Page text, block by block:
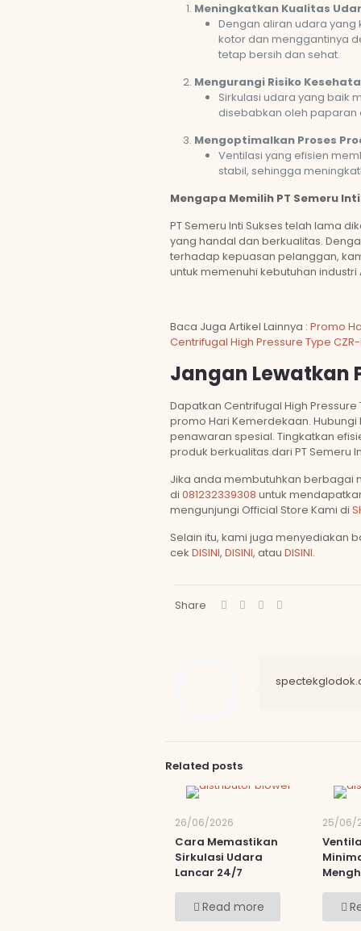
Meningkatkan Kualitas
Dengan aliran udara
kotor dan menggantinya
tetap bersih dan sehat.
Mengurangi Risiko
Sirkulasi udara yang baik
disebabkan oleh paparan
Mengoptimalkan Proses
Ventilasi yang efisien
stabil, sehingga
Mengapa Memilih PT Semeru
PT Semeru Inti Sukses telah lama
yang handal dan berkualitas.
terhadap kepuasan pelanggan,
untuk memenuhi kebutuhan industri
Baca Juga Artikel Lainnya : Promo
Centrifugal High Pressure Type CZR-
Jangan Lewatkan
Dapatkan Centrifugal High
promo Hari Kemerdekaan.
penawaran spesial. Tingkatkan
produk berkualitas dari PT Semeru
Jika anda membutuhkan berbagai
di 081232339308 untuk
mengunjungi Official Store Kami di
Selain itu, kami juga menyediakan
cek DISINI, DISINI, atau DISINI.
Share
Related posts
26/06/2026
Cara Memastikan
Sirkulasi Udara
Lancar 24/7
Read more
25/06/